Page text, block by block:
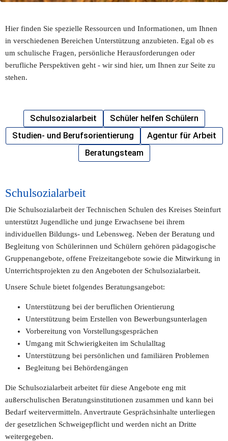
Hier finden Sie spezielle Ressourcen und Informationen, um Ihnen
in verschiedenen Bereichen Unterstützung anzubieten. Egal ob es
um schulische Fragen, persönliche Herausforderungen oder
berufliche Perspektiven geht - wir sind hier, um Ihnen zur Seite zu
stehen.
Schulsozialarbeit
Schüler helfen Schülern
Studien- und Berufsorientierung
Agentur für Arbeit
Beratungsteam
Schulsozialarbeit
Die Schulsozialarbeit der Technischen Schulen des Kreises Steinfurt
unterstützt Jugendliche und junge Erwachsene bei ihrem
individuellen Bildungs- und Lebensweg. Neben der Beratung und
Begleitung von Schülerinnen und Schülern gehören pädagogische
Gruppenangebote, offene Freizeitangebote sowie die Mitwirkung in
Unterrichtsprojekten zu den Angeboten der Schulsozialarbeit.
Unsere Schule bietet folgendes Beratungsangebot:
Unterstützung bei der beruflichen Orientierung
Unterstützung beim Erstellen von Bewerbungsunterlagen
Vorbereitung von Vorstellungsgesprächen
Umgang mit Schwierigkeiten im Schulalltag
Unterstützung bei persönlichen und familiären Problemen
Begleitung bei Behördengängen
Die Schulsozialarbeit arbeitet für diese Angebote eng mit
außerschulischen Beratungsinstitutionen zusammen und kann bei
Bedarf weitervermitteln. Anvertraute Gesprächsinhalte unterliegen
der gesetzlichen Schweigepflicht und werden nicht an Dritte
weitergegeben.